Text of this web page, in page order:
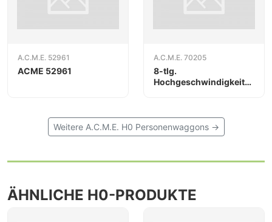
A.C.M.E. 52961
ACME 52961
A.C.M.E. 70205
8-tlg.
Hochgeschwindigkeitszug
Weitere A.C.M.E. H0 Personenwaggons →
ÄHNLICHE H0-PRODUKTE